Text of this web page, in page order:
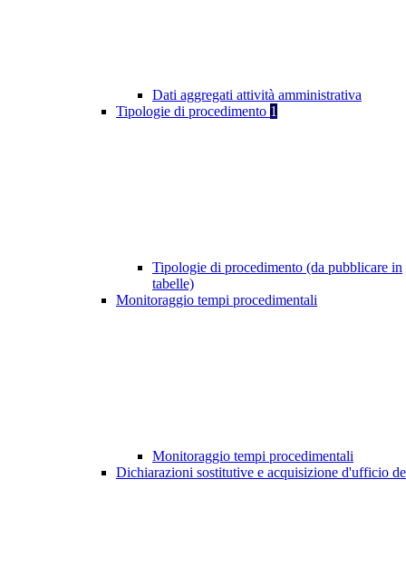
Dati aggregati attività amministrativa
Tipologie di procedimento 1
Tipologie di procedimento (da pubblicare in
tabelle)
Monitoraggio tempi procedimentali
Monitoraggio tempi procedimentali
Dichiarazioni sostitutive e acquisizione d'ufficio